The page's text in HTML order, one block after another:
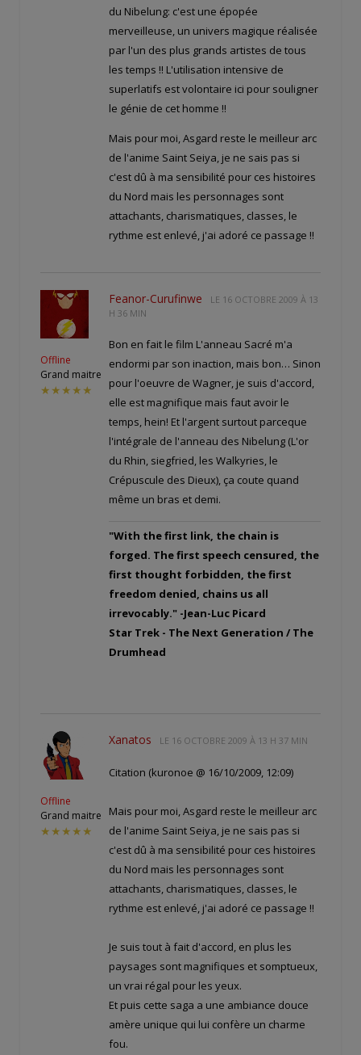
du Nibelung: c'est une épopée
merveilleuse, un univers magique réalisée
par l'un des plus grands artistes de tous
les temps !! L'utilisation intensive de
superlatifs est volontaire ici pour souligner
le génie de cet homme !!
Mais pour moi, Asgard reste le meilleur arc
de l'anime Saint Seiya, je ne sais pas si
c'est dû à ma sensibilité pour ces histoires
du Nord mais les personnages sont
attachants, charismatiques, classes, le
rythme est enlevé, j'ai adoré ce passage !!
Offline
Grand maitre
★★★★★
Feanor-Curufinwe LE 16 OCTOBRE 2009 À 13
H 36 MIN
Bon en fait le film L'anneau Sacré m'a
endormi par son inaction, mais bon… Sinon
pour l'oeuvre de Wagner, je suis d'accord,
elle est magnifique mais faut avoir le
temps, hein! Et l'argent surtout parceque
l'intégrale de l'anneau des Nibelung (L'or
du Rhin, siegfried, les Walkyries, le
Crépuscule des Dieux), ça coute quand
même un bras et demi.
"With the first link, the chain is
forged. The first speech censured, the
first thought forbidden, the first
freedom denied, chains us all
irrevocably." -Jean-Luc Picard
Star Trek - The Next Generation / The
Drumhead
Offline
Grand maitre
★★★★★
Xanatos LE 16 OCTOBRE 2009 À 13 H 37 MIN
Citation (kuronoe @ 16/10/2009, 12:09)
Mais pour moi, Asgard reste le meilleur arc
de l'anime Saint Seiya, je ne sais pas si
c'est dû à ma sensibilité pour ces histoires
du Nord mais les personnages sont
attachants, charismatiques, classes, le
rythme est enlevé, j'ai adoré ce passage !!
Je suis tout à fait d'accord, en plus les
paysages sont magnifiques et somptueux,
un vrai régal pour les yeux.
Et puis cette saga a une ambiance douce
amère unique qui lui confère un charme
fou.